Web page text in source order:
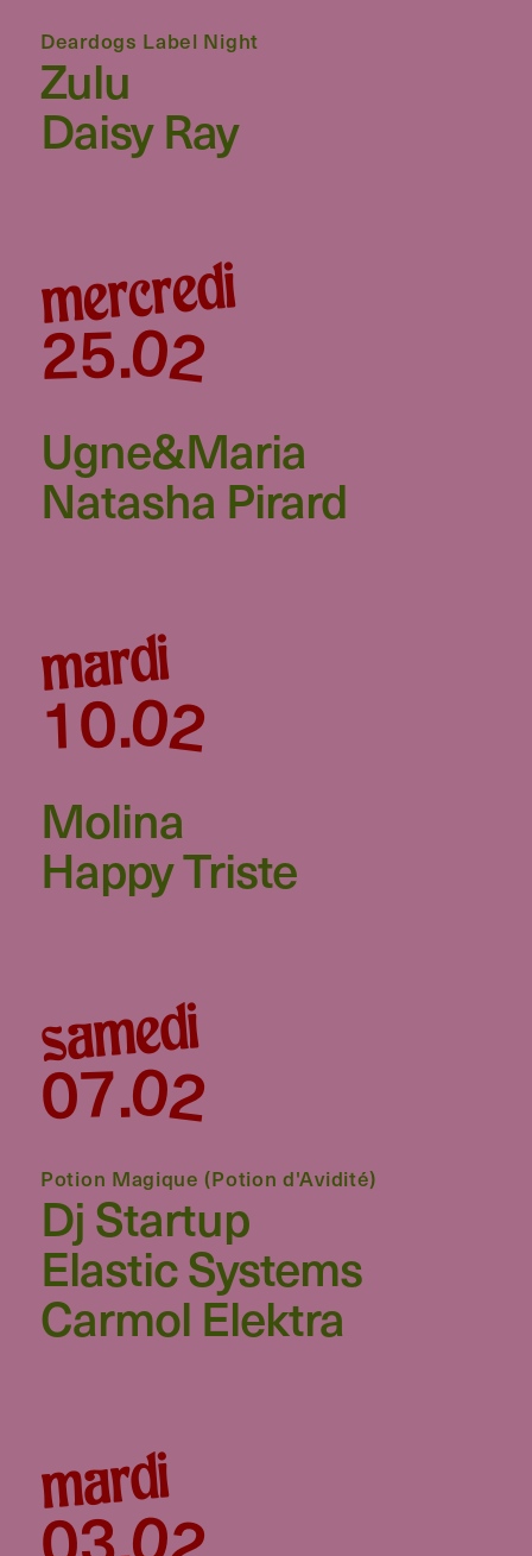
Deardogs Label Night
Zulu
Daisy Ray
mercredi
02
.
25
Ugne&maria
Natasha Pirard
mardi
02
.
10
Molina
Happy Triste
samedi
02
.
07
Potion Magique (Potion d'Avidité)
Dj Startup
Elastic Systems
Carmol Elektra
mardi
.